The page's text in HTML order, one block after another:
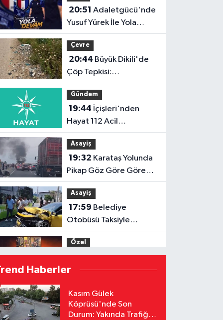
20:51
Yusuf Yürek İle Yola
Devam
Çevre
20:44
Çöp Tepkisi:
"Zehirleniyoruz"
Gündem
19:44
Hayat 112 Acil
Uygulamasına Yeni
Tanıtım Videosu
Asayiş
19:32
Pikap Göz Göre Göre
Yandı!
Asayiş
17:59
Otobüsü Taksiyle
Çarpıştı: Yaralılar
Hastaneye Kaldırıldı
Özel
17:52Menderes
Kutlu'dan Devlet
forması
Özel
16:53Hakemler Sezon
Haberler
Kasım Gülek
Köprüsü'nde Son
Durum: Yakında Trafiğe